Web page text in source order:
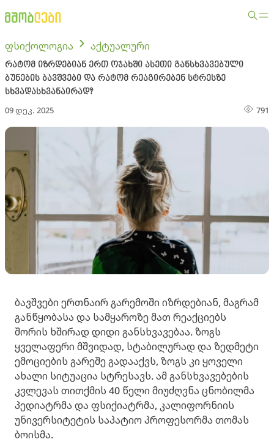
ფსიქოლოგია აქტუალური
რატომ იზრდებიან ერთ ოჯახში ასეთი განსხვავებული
ბუნების ბავშვები და რატომ რეაგირებენ სტრესზე
სხვადასხვანაირად?
09 დეკ. 2025 791
ბავშვები ერთნაირ გარემოში იზრდებიან, მაგრამ
განწყობასა და სამყაროზე მათ რეაქციებს
შორის ხშირად დიდი განსხვავებაა. ზოგს
ყველაფერი მშვიდად, სტაბილურად და ზედმეტი
ემოციების გარეშე გადააქვს, ზოგს კი ყოველი
ახალი სიტუაცია სტრესავს. ამ განსხვავებების
კვლევას თითქმის 40 წელი მიუძღვნა ცნობილმა
პედიატრმა და ფსიქიატრმა, კალიფორნიის
უნივერსიტეტის საპატიო პროფესორმა თომას
ბოისმა.